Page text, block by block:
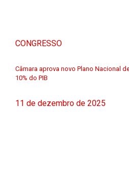
CONGRESSO
Câmara aprova novo Plano Nacional
10% do PIB
11 de dezembro de 2025